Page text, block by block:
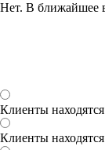
Нет. В ближайшее
Клиенты
Клиенты